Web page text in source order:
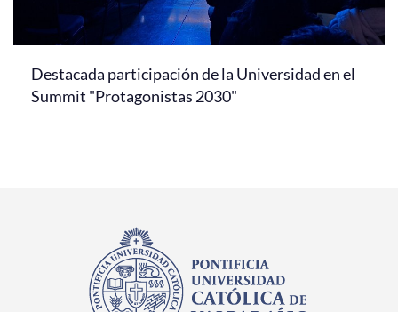
Destacada participación de la Universidad en el
Summit "Protagonistas 2030"